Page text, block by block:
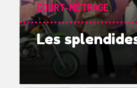
COURT-MÉTRAGE
Les